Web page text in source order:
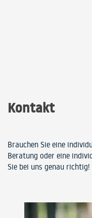
Kontakt
Brauchen Sie eine
Beratung oder eine
Sie bei uns genau richtig!